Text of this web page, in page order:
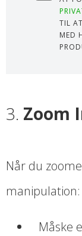
TIL
MED
3. Zoom
Når du
manipulation:
Måske